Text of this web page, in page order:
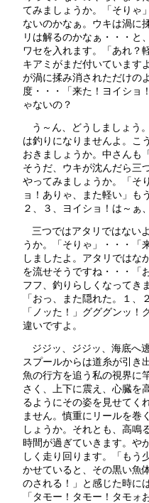
てみましょうか。「そりゃ
ないのかなぁ。ウキは渦に
リは解るのかなぁ・・・と
ワセを入れます。「あれ？
キアミがまだ付いています
が渦に揉み消されただけの
度・・・「来た！ヨイショ
ゃないの？
う～ん、どうしましょう
は釣りになりませんよ。こ
おきましょうか。中さんも
そうだ、ウキが沈んだら三
やってみましょうか。「そ
ョ！ありゃ、また軽い」も
２、３、ヨイショ！は～ぁ
三つではアタリではない
うか。「そりゃ」・・・「
しましたよ。アタリではな
を流せそうですね・・・「
フフ、釣りらしくなってき
「おっ、また隠れた。１
「ノッた！」グググンッ
違いですよ。
ジジッ、ジジッ、海底へ
スプールからは道糸が引き
魚の行方を追う私の視界に
さく、上下に震え、心臓を
るようにその姿を見せてく
ません。慎重にリールを巻
しょうか。それとも、高鳴
時間が過ぎていきます。や
しく走り回ります。「もう
かせていると、その黒い魚
のされる！」と感じた時に
「タモー！タモー！タモォ